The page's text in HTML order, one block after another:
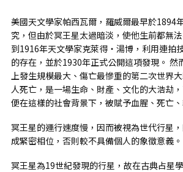
美國天文學家帕西瓦爾，羅威爾最早於1894
究，但由於冥王星太過暗淡，使他生前都無
到1916年天文學家克萊得‧湯博，利用連拍
的存在，並於1930年正式公開這項發現。 然
上發生規模最大、傷亡最慘重的第二次世界
人死亡，是一場生命、財產、文化的大浩劫
便在這樣的社會背景下，被賦予血腥、死亡
冥王星的運行速度慢，因而被視為世代行星
成緊密相位，否則較不具備個人的象徵意義。
冥王星為19世紀發現的行星，故在古典占星